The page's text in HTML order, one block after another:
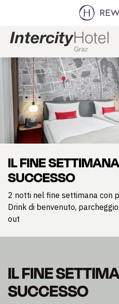
Diapositiva 1 di 1
IL FINE
SUCCESSO
2 notti nel fine settimana con
Drink di benvenuto,
out
IL FINE
SUCCESSO